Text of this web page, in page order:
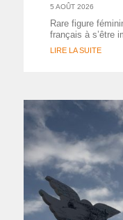
5 AOÛT 2026
Rare figure
français à s’être
LIRE LA SUITE